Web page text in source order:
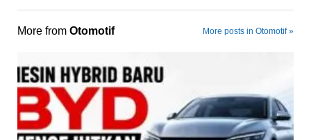
More from Otomotif More posts in Otomotif »